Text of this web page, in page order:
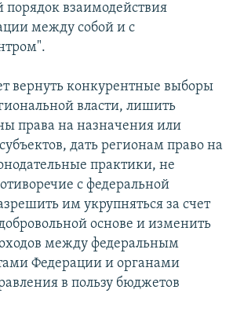
порядок взаимодействия
между собой и с
вернуть конкурентные выборы
власти, лишить
права на назначения или
дать регионам право на
практики, не
с федеральной
им укрупняться за счет
основе и изменить
между федеральным
Федерации и органами
в пользу бюджетов